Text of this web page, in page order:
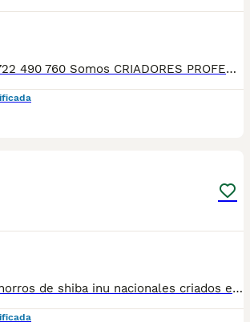
TELEFONO O WHATSAPP 722 490 760 Somos CRIADORES PROFESIONALES, CON NÚCLEO ZOOLÓGICO PROPIO. Seleccionamos para tener los mejores ejemplares tanto a nivel morfología como a nivel de salud y comportamiento. Nuestros cachorros crecen en un ambiente familiar, con unas condiciones higiénico-sanitarias excepcionales y totalmente socializados, tanto con otros animales como con las personas, para garantizar su bienestar animal. No dudes en consultar sobre disponibilidad de entrega, reserva y sus características, Nuestros cachorros se entregan: DESPARASITADOS INTERNA Y EXTERNAMENTE CON SUS VACUNAS AL DÍA CORRESPONDIENTES POR EDAD CARTILLA DE VACUNACIÓN Y GARANTIA COMPLETA DE SALUD ( VÍRICAS, GENÉTICAS Y HEREDITARIAS) POR ESCRITO! PARA MAS INFORMACIÓN, FOTOS/VIDEOS O CONSULTAS LLAMANOS O ESCRIBENOS POR WHATSAPP AL 722 490 760 POSIBILIDAD DE ENTREGA PERSONALIZADA A DOMICILIO EN TODO EL TERRITORIO NACIONAL.
Disponibles preciosos cachorros de shiba inu nacionales criados en nuestras instalaciones, en un ambiente familiar y responsable. Nuestros cachorros se entregan con cartilla de primera vacunación, vacunas correspondientes a su edad, desparasitados interna y externamente, y con microchip implantado y dado de alta. Además, realizamos un contrato de garantía que incluye: • Garantía vírica de 15 días. • Garantía congénita de 1 año. Desde la fecha de entrega del cachorro. Nos comprometemos al 100% con la salud, el bienestar y el cuidado de nuestros pequeños. Disponemos de Núcleo Zoológico Para más información, imágenes o cualquier consulta sin compromiso, pueden contactar con nosotros en los teléfonos: CRISTINA 📞 722 788 399 📞 932 514 529